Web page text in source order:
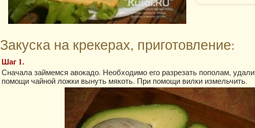
Закуска на крекерах, приготовление:
Шаг 1.
Сначала займемся авокадо. Необходимо его разрезать пополам,
помощи чайной ложки вынуть мякоть. При помощи вилки измельчить.